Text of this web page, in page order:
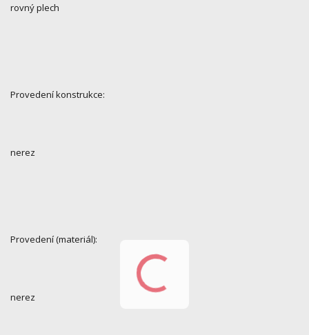
rovný plech
Provedení konstrukce:
nerez
Provedení (materiál):
nerez